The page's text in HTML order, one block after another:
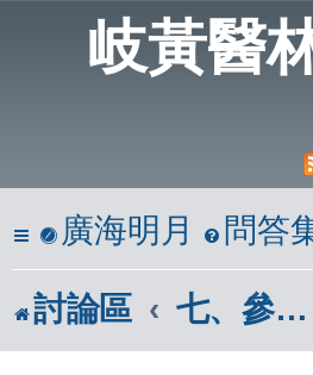
岐黃醫
廣海明月 問答
討論區 七、參考區